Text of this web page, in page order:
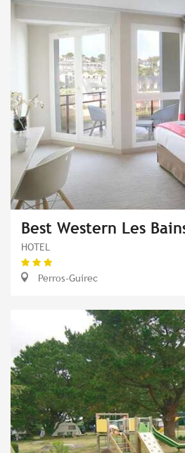
Best Western Les
HOTEL
Perros-Guirec